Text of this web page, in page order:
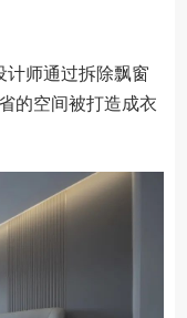
计师通过拆除飘窗
的空间被打造成衣